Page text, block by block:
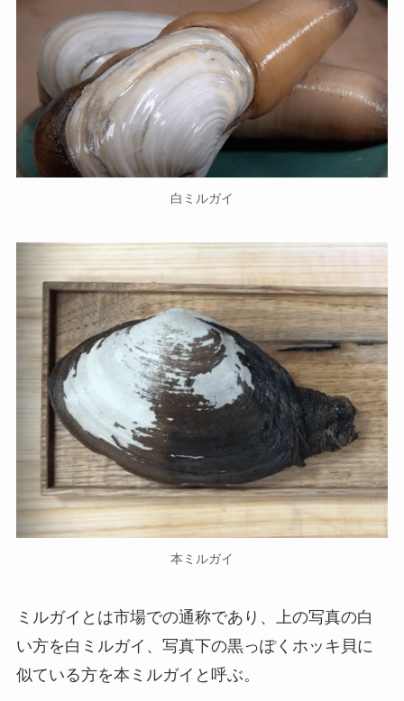
白ミルガイ
本ミルガイ
ミルガイとは市場での通称であり、上の写真の白
い方を白ミルガイ、写真下の黒っぽくホッキ貝に
似ている方を本ミルガイと呼ぶ。